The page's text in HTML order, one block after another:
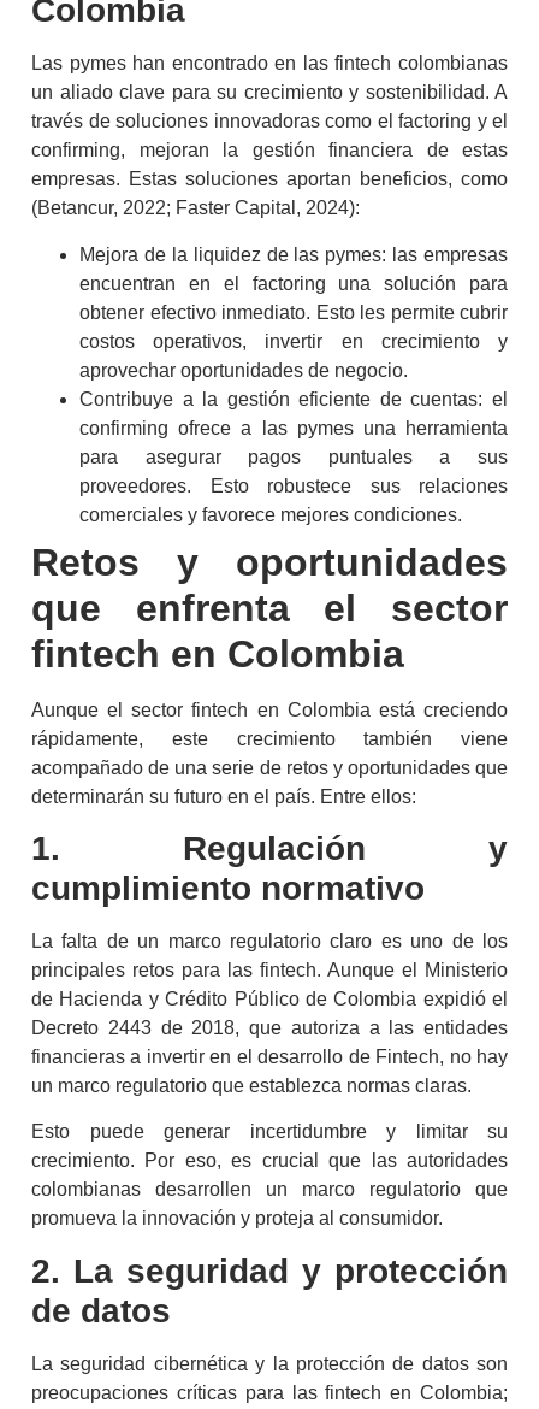
Colombia
Las pymes han encontrado en lasfintech colombianas
un aliado clave para su crecimiento y sostenibilidad. A
través de soluciones innovadoras como el factoring y el
confirming, mejoran la gestión financiera de estas
empresas. Estas soluciones aportan beneficios, como
(Betancur, 2022; Faster Capital, 2024):
Mejora de la liquidez de las pymes: las empresas
encuentran en el factoring una solución para
obtener efectivo inmediato. Esto les permite cubrir
costos operativos, invertir en crecimiento y
aprovechar oportunidades de negocio.
Contribuye a la gestión eficiente de cuentas: el
confirming ofrece a las pymes una herramienta
para asegurar pagos puntuales a sus
proveedores. Esto robustece sus relaciones
comerciales y favorece mejores condiciones.
Retos y oportunidades
que enfrenta el sector
fintech en Colombia
Aunque el sectorfintech en Colombia está creciendo
rápidamente, este crecimiento también viene
acompañado de una serie de retos y oportunidades que
determinarán su futuro en el país. Entre ellos:
1. Regulación y
cumplimiento normativo
La falta de un marco regulatorio claro es uno de los
principales retos para las fintech. Aunque el Ministerio
de Hacienda y Crédito Público de Colombia expidió el
Decreto 2443 de 2018, que autoriza a las entidades
financieras a invertir en el desarrollo de Fintech, no hay
un marco regulatorio que establezca normas claras.
Esto puede generar incertidumbre y limitar su
crecimiento. Por eso, es crucial que las autoridades
colombianas desarrollen un marco regulatorio que
promueva la innovación y proteja al consumidor.
2. La seguridad y protección
de datos
La seguridad cibernética y la protección de datos son
preocupaciones críticas para lasfintech en Colombia;